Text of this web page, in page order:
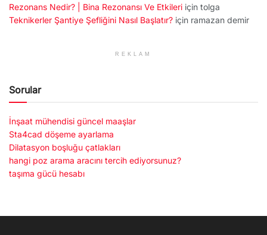
Rezonans Nedir? | Bina Rezonansı Ve Etkileri için tolga
Teknikerler Şantiye Şefliğini Nasıl Başlatır? için ramazan demir
REKLAM
Sorular
İnşaat mühendisi güncel maaşlar
Sta4cad döşeme ayarlama
Dilatasyon boşluğu çatlakları
hangi poz arama aracını tercih ediyorsunuz?
taşıma gücü hesabı